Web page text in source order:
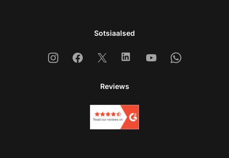
Sotsiaalsed
InstagramFacebook
X LinkedinYoutubeWhatsapp
Reviews